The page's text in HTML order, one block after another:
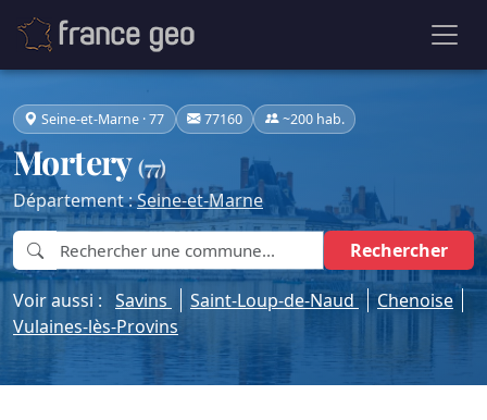
Seine-et-Marne · 77 77160 ~200 hab.
Mortery(77)
Département :Seine-et-Marne
Rechercher
Voir aussi : Savins Saint-Loup-de-Naud
Chenoise
Vulaines-lès-Provins